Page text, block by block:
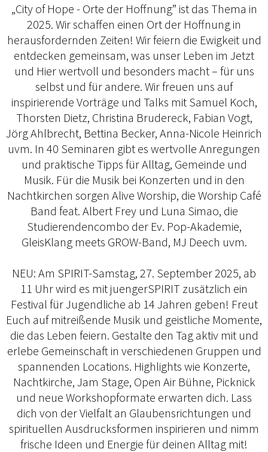
„City of Hope - Orte der Hoffnung” ist das Thema in
2025. Wir schaffen einen Ort der Hoffnung in
herausfordernden Zeiten! Wir feiern die Ewigkeit und
entdecken gemeinsam, was unser Leben im Jetzt
und Hier wertvoll und besonders macht – für uns
selbst und für andere. Wir freuen uns auf
inspirierende Vorträge und Talks mit Samuel Koch,
Thorsten Dietz, Christina Brudereck, Fabian Vogt,
Jörg Ahlbrecht, Bettina Becker, Anna-Nicole Heinrich
uvm. In 40 Seminaren gibt es wertvolle Anregungen
und praktische Tipps für Alltag, Gemeinde und
Musik. Für die Musik bei Konzerten und in den
Nachtkirchen sorgen Alive Worship, die Worship Café
Band feat. Albert Frey und Luna Simao, die
Studierendencombo der Ev. Pop-Akademie,
GleisKlang meets GROW-Band, MJ Deech uvm.
NEU: Am SPIRIT-Samstag, 27. September 2025, ab
11 Uhr wird es mit juengerSPIRIT zusätzlich ein
Festival für Jugendliche ab 14 Jahren geben! Freut
Euch auf mitreißende Musik und geistliche Momente,
die das Leben feiern. Gestalte den Tag aktiv mit und
erlebe Gemeinschaft in verschiedenen Gruppen und
spannenden Locations. Highlights wie Konzerte,
Nachtkirche, Jam Stage, Open Air Bühne, Picknick
und neue Workshopformate erwarten dich. Lass
dich von der Vielfalt an Glaubensrichtungen und
spirituellen Ausdrucksformen inspirieren und nimm
frische Ideen und Energie für deinen Alltag mit!